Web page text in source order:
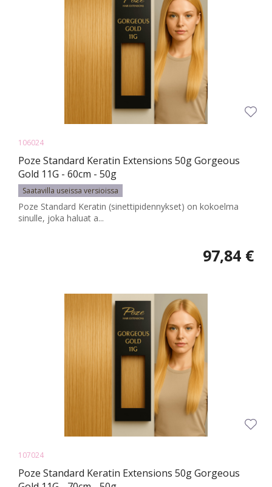
106024
Poze Standard Keratin Extensions 50g Gorgeous
Gold 11G - 60cm - 50g
Saatavilla useissa versioissa
Poze Standard Keratin (sinettipidennykset) on kokoelma
sinulle, joka haluat a...
97,84 €
107024
Poze Standard Keratin Extensions 50g Gorgeous